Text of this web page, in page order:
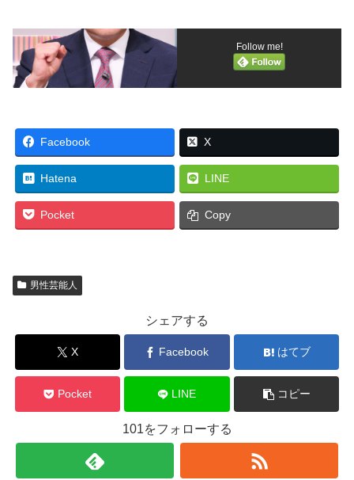
Follow me!
Facebook X
Hatena LINE
Pocket Copy
男性芸能人
シェアする
X Facebook はてブ
Pocket LINE コピー
101をフォローする